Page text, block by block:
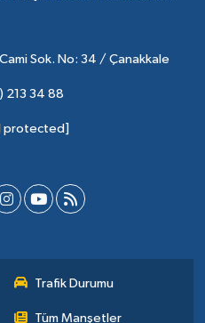
Sok. No: 34 / Çanakkale
213 34 88
protected]
Trafik Durumu
Tüm Manşetler